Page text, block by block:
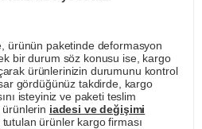
ürünün paketinde deformasyon
bir durum söz konusu ise, kargo
ürünlerinizin durumunu kontrol
gördüğünüz takdirde, kargo
isteyiniz ve paketi teslim
ürünlerin iadesi ve değişimi
ürünler kargo firması